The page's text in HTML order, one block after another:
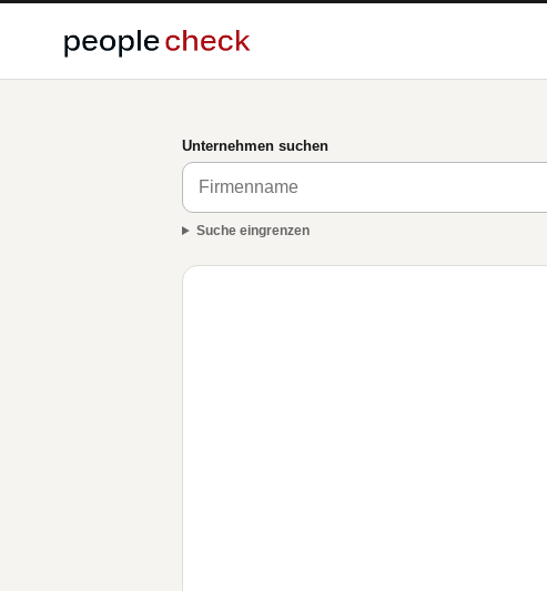
Unternehmen suchen
Suche eingrenzen